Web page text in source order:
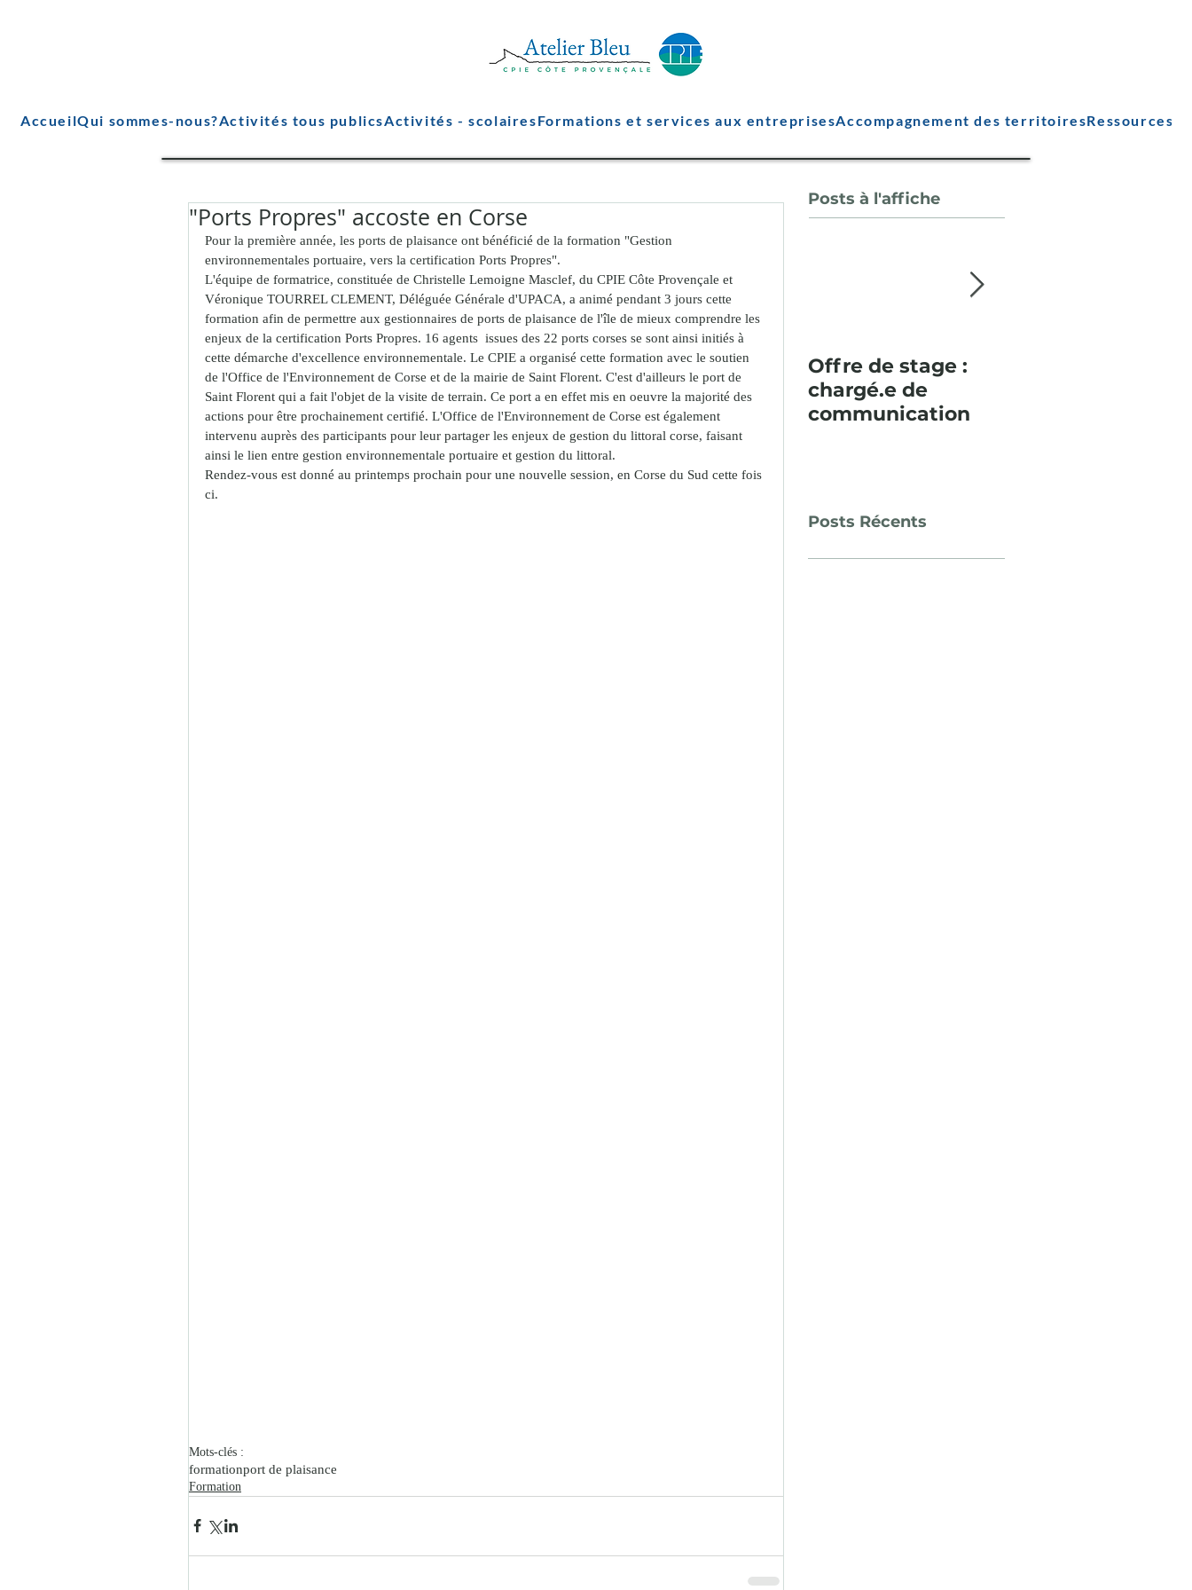
AccueilQui sommes-nous?Activités tous publicsActivités - scolairesFormations et services aux entreprisesAccompagnement des territoiresRessources
"Ports Propres" accoste en Corse
Pour la première année, les ports de plaisance ont bénéficié de la formation "Gestion
environnementales portuaire, vers la certification Ports Propres".
L'équipe de formatrice, constituée de Christelle Lemoigne Masclef, du CPIE Côte Provençale et
Véronique TOURREL CLEMENT, Déléguée Générale d'UPACA, a animé pendant 3 jours cette
formation afin de permettre aux gestionnaires de ports de plaisance de l'île de mieux comprendre les
enjeux de la certification Ports Propres. 16 agents  issues des 22 ports corses se sont ainsi initiés à
cette démarche d'excellence environnementale. Le CPIE a organisé cette formation avec le soutien
de l'Office de l'Environnement de Corse et de la mairie de Saint Florent. C'est d'ailleurs le port de
Saint Florent qui a fait l'objet de la visite de terrain. Ce port a en effet mis en oeuvre la majorité des
actions pour être prochainement certifié. L'Office de l'Environnement de Corse est également
intervenu auprès des participants pour leur partager les enjeux de gestion du littoral corse, faisant
ainsi le lien entre gestion environnementale portuaire et gestion du littoral.
Rendez-vous est donné au printemps prochain pour une nouvelle session, en Corse du Sud cette fois
ci.
Mots-clés :
formationport de plaisance
Formation
Posts à l'affiche
Offre de stage :
chargé.e de
communication
Posts Récents